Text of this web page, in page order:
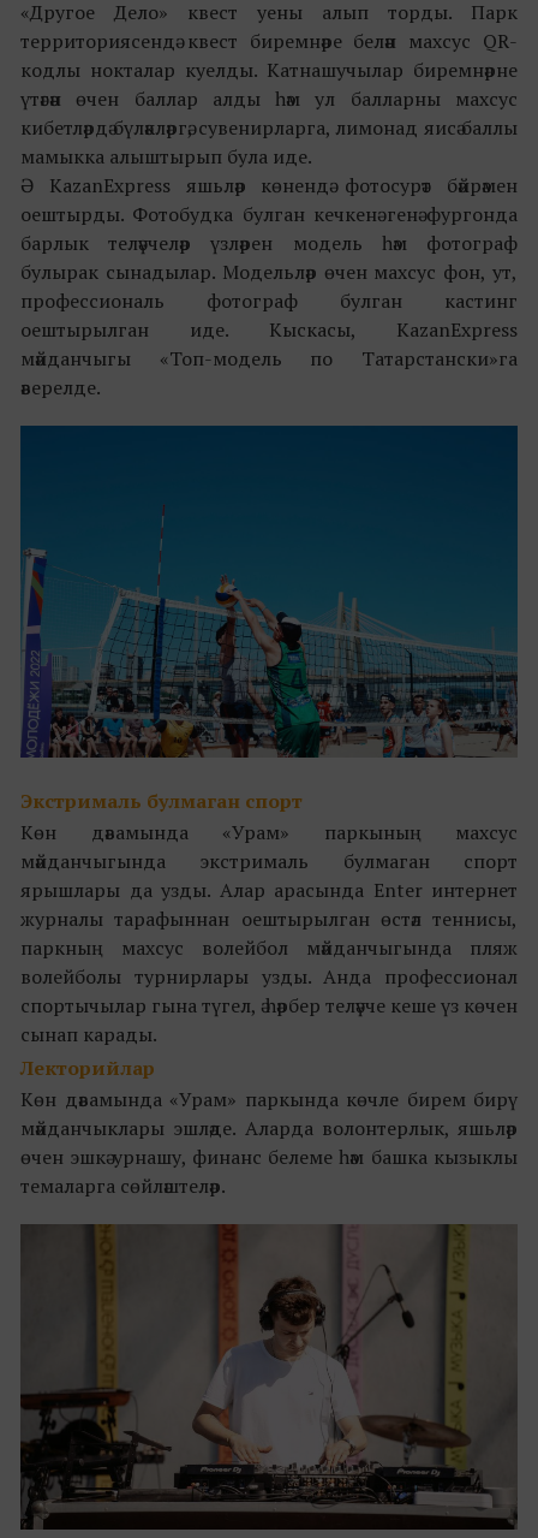
«Другое Дело» квест уены алып торды. Парк
территориясендә квест биремнәре белән махсус QR-
кодлы нокталар куелды. Катнашучылар биремнәрне
үтәгән өчен баллар алды һәм ул балларны махсус
кибетләрдә бүләкләргә, сувенирларга, лимонад яисә баллы
мамыкка алыштырып була иде.
Ә KazanExpress яшьләр көнендә фотосурәт бәйрәмен
оештырды. Фотобудка булган кечкенә генә фургонда
барлык теләүчеләр үзләрен модель һәм фотограф
булырак сынадылар. Модельләр өчен махсус фон, ут,
профессиональ фотограф булган кастинг
оештырылган иде. Кыскасы, KazanExpress
мәйданчыгы «Топ-модель по Татарстански»га
әверелде.
Экстрималь булмаган спорт
Көн дәвамында «Урам» паркының махсус
мәйданчыгында экстрималь булмаган спорт
ярышлары да узды. Алар арасында Enter интернет
журналы тарафыннан оештырылган өстәл теннисы,
паркның махсус волейбол мәйданчыгында пляж
волейболы турнирлары узды. Анда профессионал
спортычылар гына түгел, ә һәрбер теләүче кеше үз көчен
сынап карады.
Лекторийлар
Көн дәвамында «Урам» паркында көчле бирем бирү
мәйданчыклары эшләде. Аларда волонтерлык, яшьләр
өчен эшкә урнашу, финанс белеме һәм башка кызыклы
темаларга сөйләштеләр.